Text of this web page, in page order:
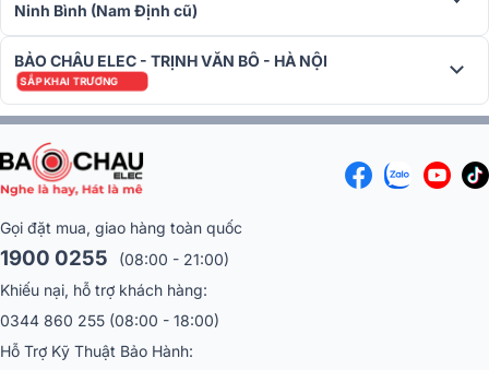
Ninh Bình (Nam Định cũ)
BẢO CHÂU ELEC - TRỊNH VĂN BÔ - HÀ NỘI
SẮP KHAI TRƯƠNG
Gọi đặt mua, giao hàng toàn quốc
1900 0255
(08:00 - 21:00)
Khiếu nại, hỗ trợ khách hàng:
0344 860 255 (08:00 - 18:00)
Hỗ Trợ Kỹ Thuật Bảo Hành: